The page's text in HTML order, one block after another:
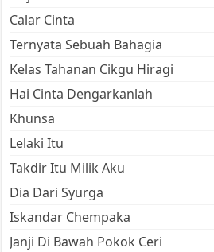
Calar Cinta
Ternyata Sebuah Bahagia
Kelas Tahanan Cikgu Hiragi
Hai Cinta Dengarkanlah
Khunsa
Lelaki Itu
Takdir Itu Milik Aku
Dia Dari Syurga
Iskandar Chempaka
Janji Di Bawah Pokok Ceri